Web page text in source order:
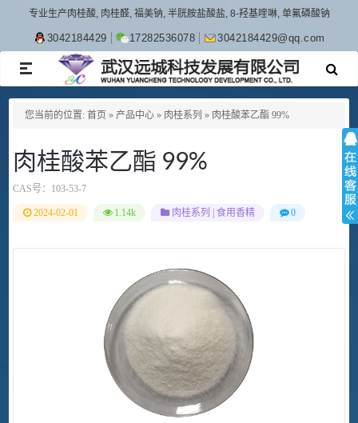
专业生产肉桂酸, 肉桂醛, 福美钠, 半胱胺盐酸盐, 8-羟基喹啉, 单氟磷酸钠
3042184429 17282536078 3042184429@qq.com
TOGGLE
NAVIGATION
您当前的位置: 首页 » 产品中心 » 肉桂系列 » 肉桂酸苯乙酯 99%
肉桂酸苯乙酯 99%
CAS号： 103-53-7
2024-02-01 1.14k 肉桂系列 食用香精 0